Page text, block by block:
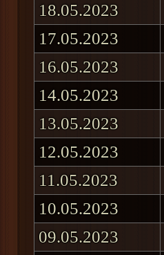
18.05.2023
17.05.2023
16.05.2023
14.05.2023
13.05.2023
12.05.2023
11.05.2023
10.05.2023
09.05.2023